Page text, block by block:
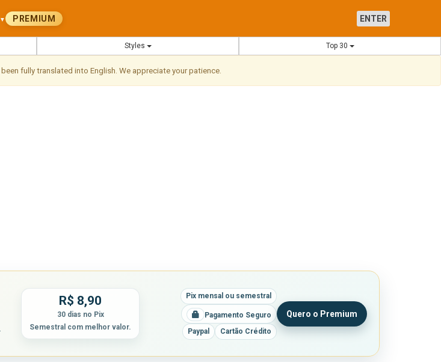
▼ PREMIUM ENTER
Styles Top 30
fully translated into English. We appreciate your patience.
R$ 8,90
30 dias no Pix
Semestral com melhor valor.
Pix mensal ou semestral
Pagamento Seguro
Paypal
Cartão Crédito
Quero o Premium